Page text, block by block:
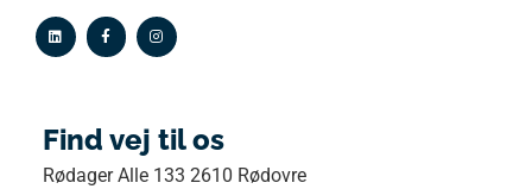
Find vej til os
Rødager Alle 133 2610 Rødovre